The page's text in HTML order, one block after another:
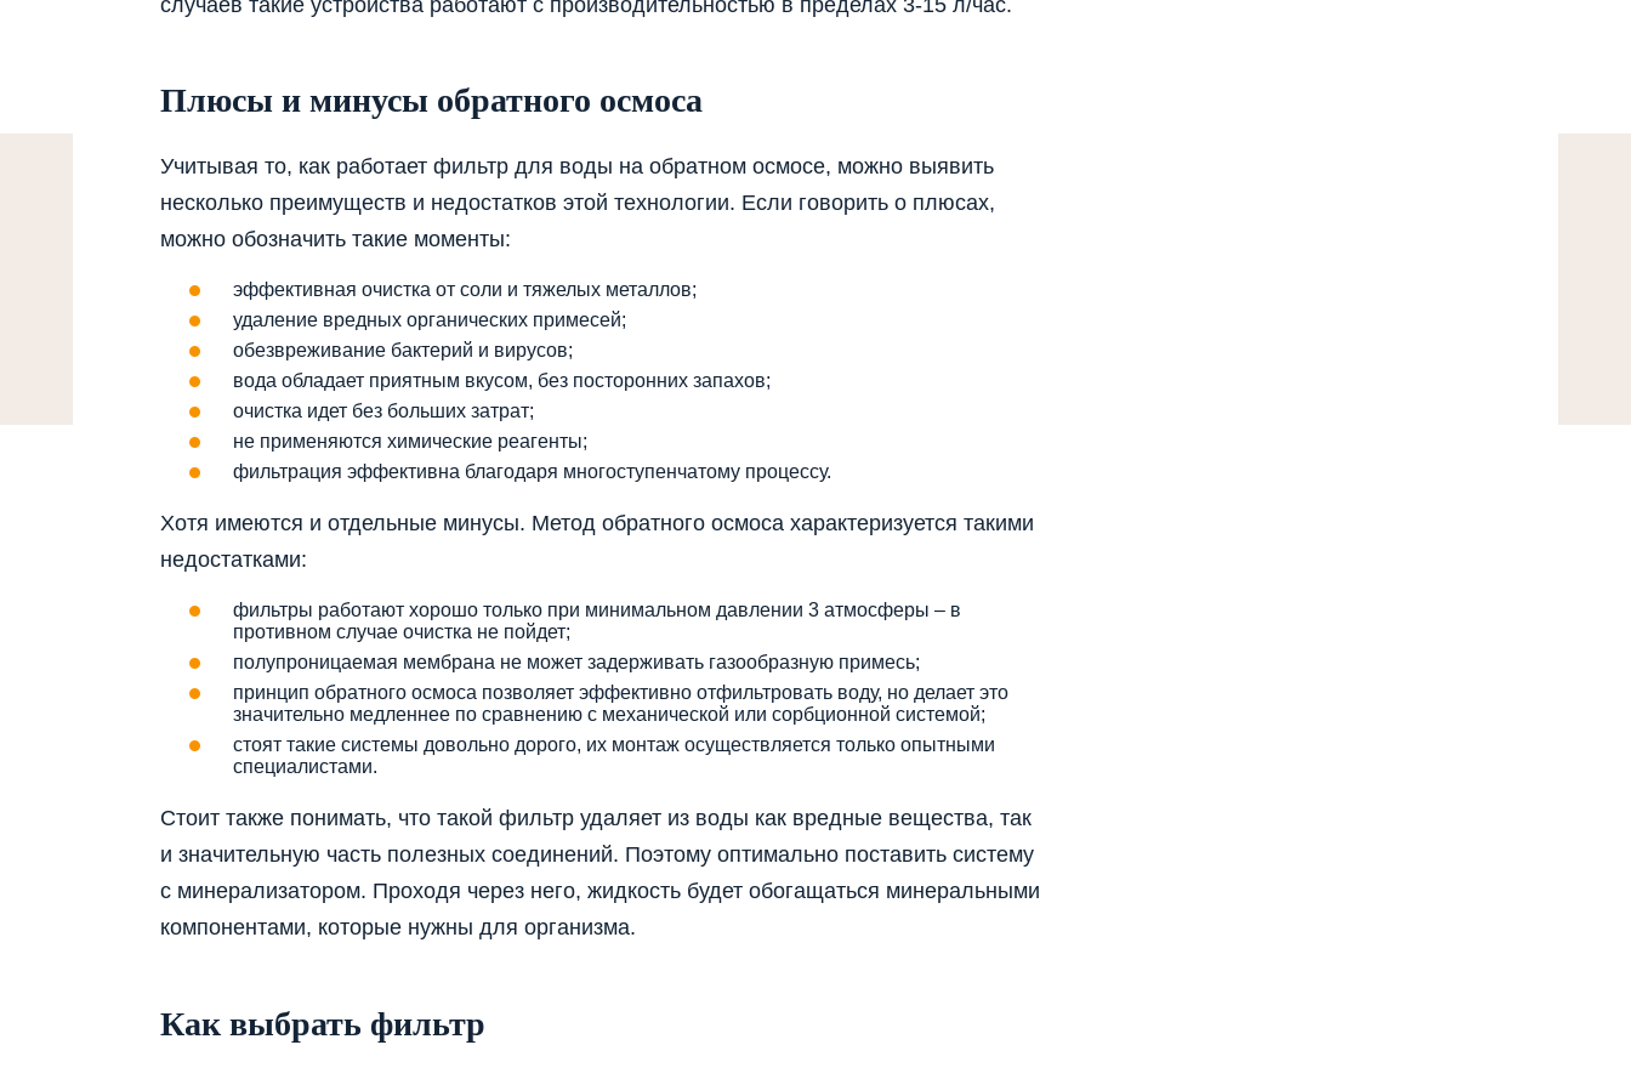
Плюсы и минусы обратного осмоса
Учитывая то, как работает фильтр для воды на обратном осмосе, можно выявить
несколько преимуществ и недостатков этой технологии. Если говорить о плюсах,
можно обозначить такие моменты:
эффективная очистка от соли и тяжелых металлов;
удаление вредных органических примесей;
обезвреживание бактерий и вирусов;
вода обладает приятным вкусом, без посторонних запахов;
очистка идет без больших затрат;
не применяются химические реагенты;
фильтрация эффективна благодаря многоступенчатому процессу.
Хотя имеются и отдельные минусы. Метод обратного осмоса характеризуется такими
недостатками:
фильтры работают хорошо только при минимальном давлении 3 атмосферы – в
противном случае очистка не пойдет;
полупроницаемая мембрана не может задерживать газообразную примесь;
принцип обратного осмоса позволяет эффективно отфильтровать воду, но делает это
значительно медленнее по сравнению с механической или сорбционной системой;
стоят такие системы довольно дорого, их монтаж осуществляется только опытными
специалистами.
Стоит также понимать, что такой фильтр удаляет из воды как вредные вещества, так
и значительную часть полезных соединений. Поэтому оптимально поставить систему
с минерализатором. Проходя через него, жидкость будет обогащаться минеральными
компонентами, которые нужны для организма.
Как выбрать фильтр